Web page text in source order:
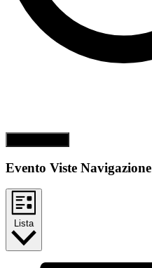
Evento Viste Navigazione
Lista